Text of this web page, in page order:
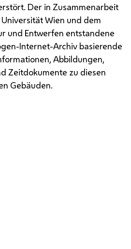
Der in Zusammenarbeit
Wien und dem
und Entwerfen entstandene
Internet-Archiv basierende
Abbildungen,
Zeitdokumente zu diesen
Gebäuden.